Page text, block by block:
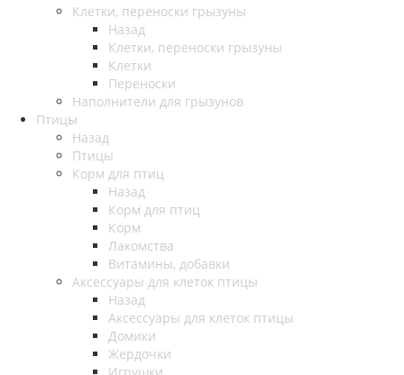
Клетки, переноски грызуны
Назад
Клетки, переноски грызуны
Клетки
Переноски
Наполнители для грызунов
Птицы
Назад
Птицы
Корм для птиц
Назад
Корм для птиц
Корм
Лакомства
Витамины, добавки
Аксессуары для клеток птицы
Назад
Аксессуары для клеток птицы
Домики
Жердочки